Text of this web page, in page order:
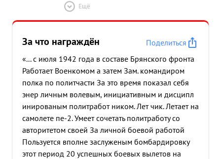
Ещё
За что награждён
Поделиться
«... с июля 1942 года в составе Брянского фронта
Работает Военкомом а затем Зам. командиром
полка по политчасти За это время показал себя
энер личным волевым, инициативным и дисципл
инированым политработ ником. Лет чик. Летает на
самолете пе-2. Умеет сочетать политработу со
авторитетом своей За личной боевой работой
Пользуется вполне заслуженым бомбардировку
этот период 20 успешных боевых вылетов на